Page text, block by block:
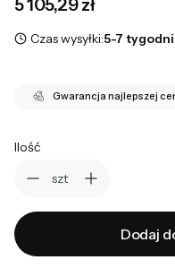
Czas wysyłki:5-7 tygodni
Gwarancja najlepszej
Ilość
szt
Dodaj